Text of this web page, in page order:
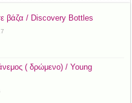
βάζα / Discovery Bottles
( δρώμενο) / Young